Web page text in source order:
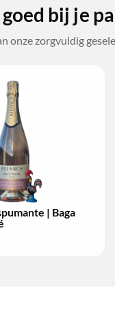
bij je
onze zorgvuldig
– Moscatel de
| 10 anos | 2008